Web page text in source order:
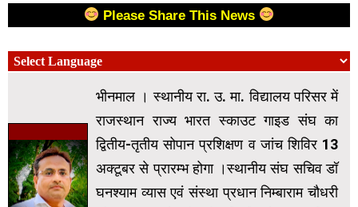
Please Share This News
भीनमाल । स्थानीय रा. उ. मा. विद्यालय परिसर में
राजस्थान राज्य भारत स्काउट गाइड संघ का
द्वितीय-तृतीय सोपान प्रशिक्षण व जांच शिविर 13
अक्टूबर से प्रारम्भ होगा ।स्थानीय संघ सचिव डॉ
घनश्याम व्यास एवं संस्था प्रधान निम्बाराम चौधरी